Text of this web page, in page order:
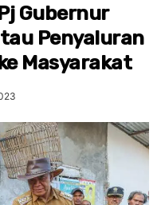
Gubernur
Penyaluran
Masyarakat